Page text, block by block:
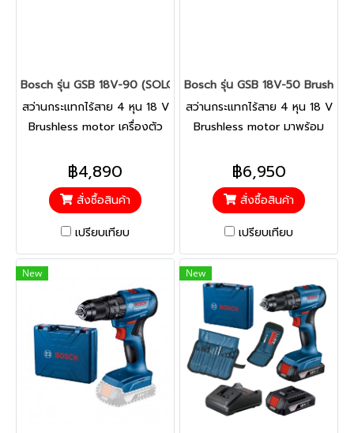
Bosch รุ่น GSB 18V-90 (SOLO) Brushless New สว่านกระแทกไร้ส
สว่านกระแทกไร้สาย 4 หุน 18 V
Brushless motor เครื่องตัว
สามารถตั้งค่าทอร์คให้ละเอียด
ขึ้นผ่าน Appication สว่าน
กระแทกไร้สายทรงพลังพร้อม
ความยาวหัวกะทัดรัดและการ
฿4,890
สั่งซื้อสินค้า
เปรียบเทียบ
Bosch รุ่น GSB 18V-50
สว่านกระแทกไร้สาย 4 หุน 18 V
Brushless motor มาพร้อม
ก้อน และ แท่นชาร์จ มอเตอร์ไร้
แปรงถ่านที่แข็งแกร่ง ทนทาน
และ ยืดหยุ่น เพื่อประสิทธิภาพ
ทนทาน กะทัดรัด ออกแบบตาม
฿6,950
สั่งซื้อสินค้า
เปรียบเทียบ
New New